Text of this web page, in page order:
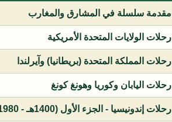
مقدمة سلسلة في المشارق والمغارب
رحلات الولايات المتحدة الأمريكية
رحلات المملكة المتحدة (بريطانيا) وآيرلندا
رحلات اليابان وكوريا وهونغ كونغ
رحلات إندونيسيا - الجزء الأول (1400هـ - 1980م)